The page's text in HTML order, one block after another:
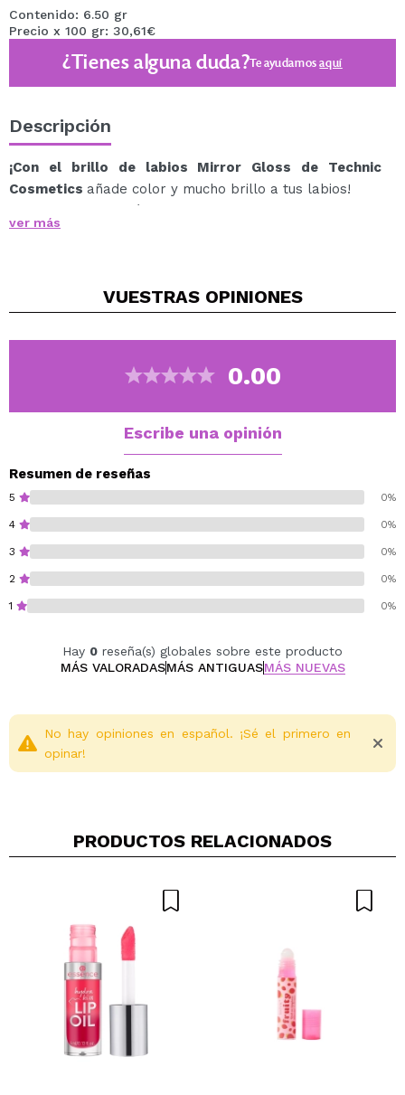
Contenido: 6.50 gr
Precio x 100 gr: 30,61€
¿Tienes alguna duda?Te ayudamosaquí
Descripción
¡Con el brillo de labios Mirror Gloss de Technic
Cosmetics añade color y mucho brillo a tus labios!
Con una deliciosa fórmula que contiene aceite de jojoba,
aceite de aguacate y aceite de semilla de girasol para
Vegan.
ver más
VUESTRAS OPINIONES
0.00
Escribe una opinión
Resumen de reseñas
5 0%
4 0%
3 0%
2 0%
1 0%
Hay 0 reseña(s) globales sobre este producto
MÁS VALORADASMÁS ANTIGUASMÁS NUEVAS
Tu vídeo podría ser el primero. Imagínatelo...
¿Recomendarías su compra? Si
No hay opiniones en español. ¡Sé el primero en
opinar!
PRODUCTOS RELACIONADOS